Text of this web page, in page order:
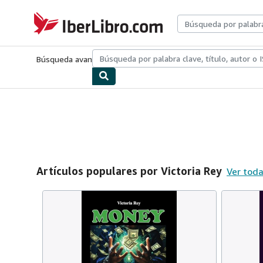
IberLibro.com
Búsqueda avanzadaColecciones Libros antiguosArte y
Artículos populares por Victoria Rey Ver